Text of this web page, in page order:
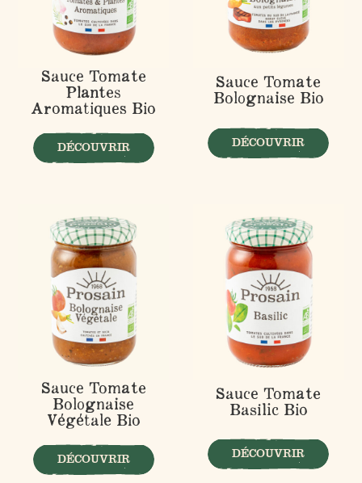
Sauce Tomate
Plantes
Aromatiques Bio
DÉCOUVRIR
Sauce Tomate
Bolognaise Bio
DÉCOUVRIR
Sauce Tomate
Bolognaise
Végétale Bio
DÉCOUVRIR
Sauce Tomate
Basilic Bio
DÉCOUVRIR